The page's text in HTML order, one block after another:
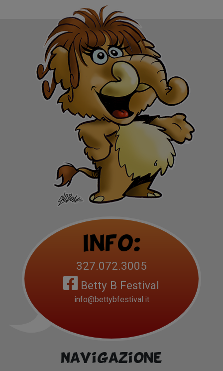
Info:
327.072.3005
Betty B Festival
info@bettybfestival.it
Navigazione